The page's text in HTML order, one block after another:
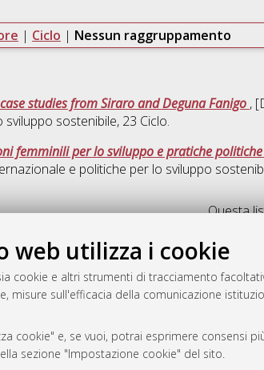
web utilizza i cookie
cookie e altri strumenti di tracciamento
sull'efficacia della comunicazione
cookie" e, se vuoi, potrai esprimere consensi
sezione "Impostazione cookie" del sito.
| Ciclo | Nessun raggruppamento
studies from Siraro and Deguna Fanigo ,
sostenibile, 23 Ciclo.
femminili per lo sviluppo e pratiche politiche
e politiche per lo sviluppo
Questa
AlmaDL